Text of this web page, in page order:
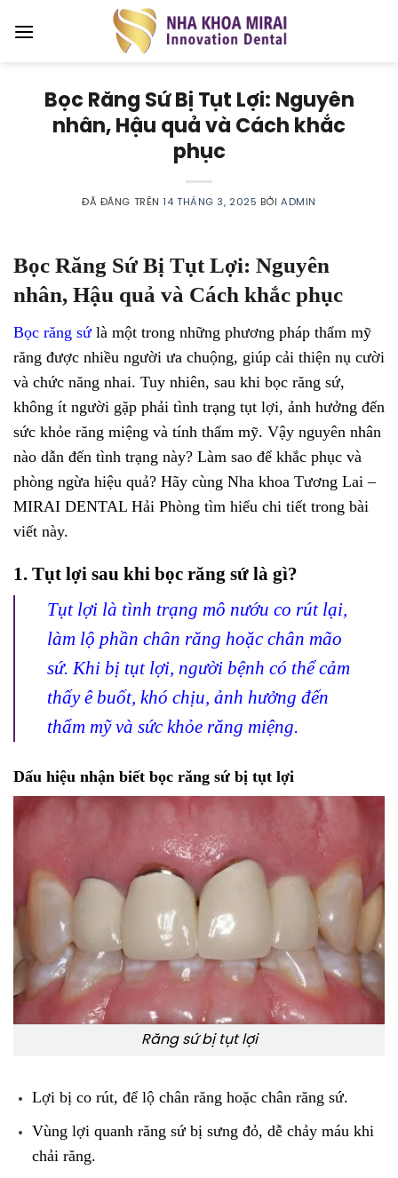
đến
Bọc Răng Sứ Bị Tụt Lợi: Nguyên
nhân, Hậu quả và Cách khắc
phục
ĐÃ ĐĂNG TRÊN14 THÁNG 3, 2025 BỞIADMIN
Bọc Răng Sứ Bị Tụt Lợi: Nguyên
nhân, Hậu quả và Cách khắc phục
Bọc răng sứlà một trong những phương pháp thẩm mỹ
răng được nhiều người ưa chuộng, giúp cải thiện nụ cười
và chức năng nhai. Tuy nhiên, sau khi bọc răng sứ,
không ít người gặp phải tình trạng tụt lợi, ảnh hưởng đến
sức khỏe răng miệng và tính thẩm mỹ. Vậy nguyên nhân
nào dẫn đến tình trạng này? Làm sao để khắc phục và
phòng ngừa hiệu quả? Hãy cùng Nha khoa Tương Lai –
MIRAI DENTAL Hải Phòng tìm hiểu chi tiết trong bài
viết này.
1. Tụt lợi sau khi bọc răng sứ là gì?
Tụt lợi là tình trạng mô nướu co rút lại,
làm lộ phần chân răng hoặc chân mão
sứ. Khi bị tụt lợi, người bệnh có thể cảm
thấy ê buốt, khó chịu, ảnh hưởng đến
thẩm mỹ và sức khỏe răng miệng.
Dấu hiệu nhận biết bọc răng sứ bị tụt lợi
Răng sứ bị tụt lợi
Lợi bị co rút, để lộ chân răng hoặc chân răng sứ.
Vùng lợi quanh răng sứ bị sưng đỏ, dễ chảy máu khi
chải răng.